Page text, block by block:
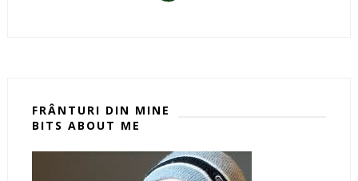
FRÂNTURI DIN MINE
BITS ABOUT ME